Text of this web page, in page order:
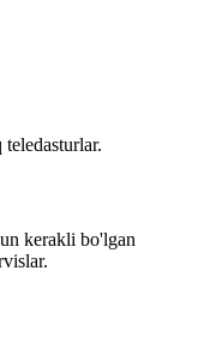
kerakli bo'lgan